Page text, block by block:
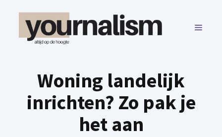
MENU
Woning landelijk
inrichten? Zo pak je
het aan